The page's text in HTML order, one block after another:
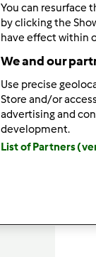
You can resurface
by clicking the
have effect within
We and our
Use precise
Store and/or
advertising and
development.
List of Partners